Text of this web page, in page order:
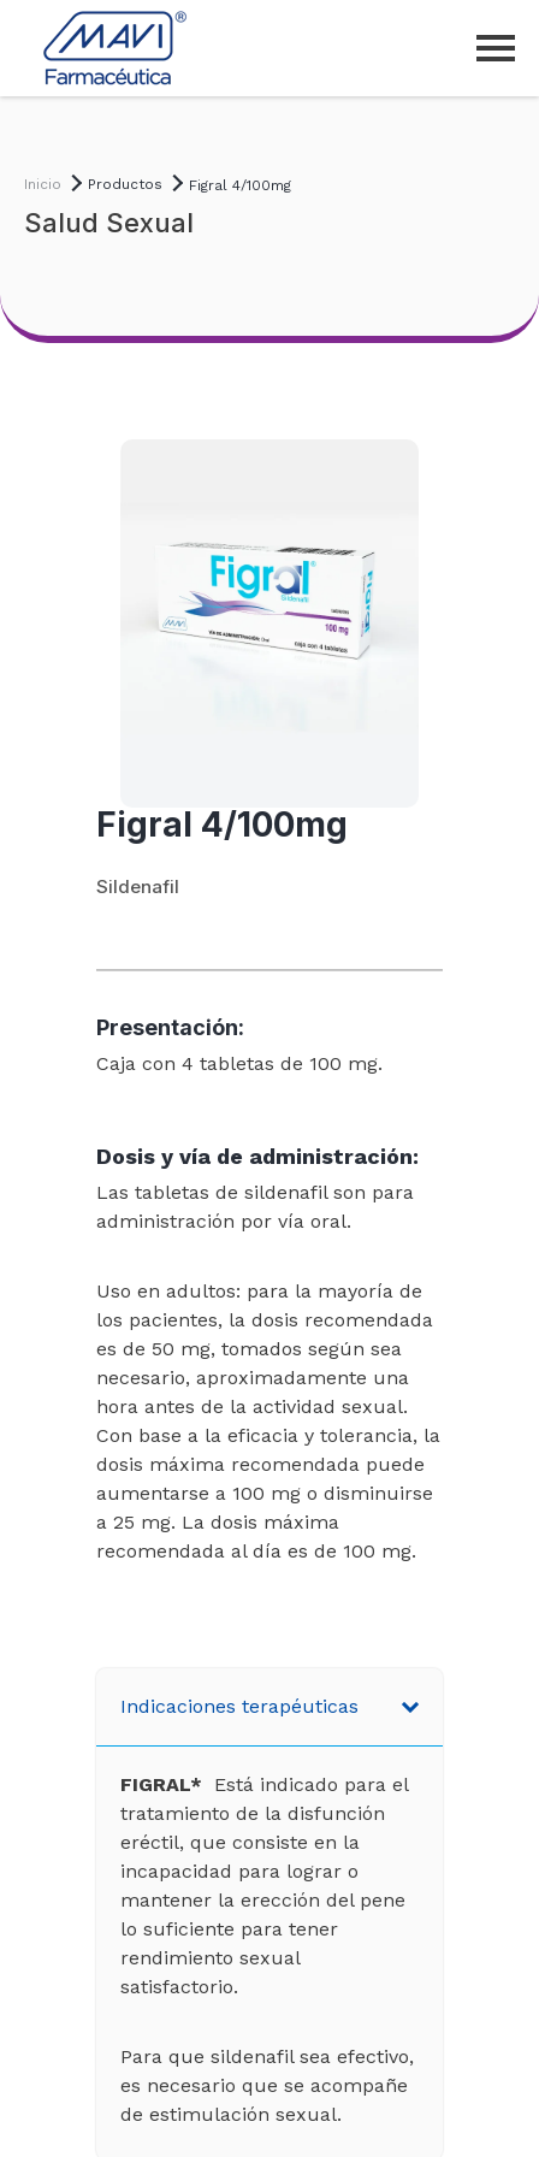
Inicio Productos Figral 4/100mg
Salud Sexual
Figral 4/100mg
Sildenafil
Presentación:
Caja con 4 tabletas de 100 mg.
Dosis y vía de administración:
Las tabletas de sildenafil son para
administración por vía oral.
Uso en adultos: para la mayoría de
los pacientes, la dosis recomendada
es de 50 mg, tomados según sea
necesario, aproximadamente una
hora antes de la actividad sexual.
Con base a la eficacia y tolerancia, la
dosis máxima recomendada puede
aumentarse a 100 mg o disminuirse
a 25 mg. La dosis máxima
recomendada al día es de 100 mg.
Indicaciones terapéuticas
FIGRAL*
Está indicado para el
tratamiento de la disfunción
eréctil, que consiste en la
incapacidad para lograr o
mantener la erección del pene
lo suficiente para tener
rendimiento sexual
satisfactorio.
Para que sildenafil sea efectivo,
es necesario que se acompañe
de estimulación sexual.